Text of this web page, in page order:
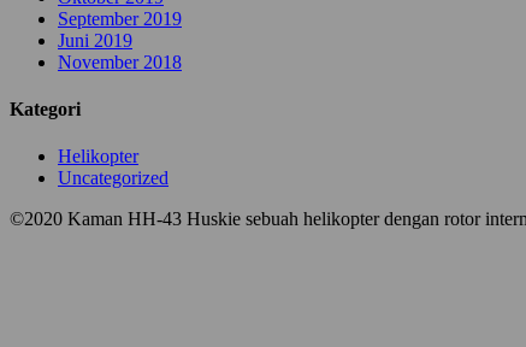
September 2019
Juni 2019
November 2018
Kategori
Helikopter
Uncategorized
©2020 Kaman HH-43 Huskie sebuah helikopter dengan rotor